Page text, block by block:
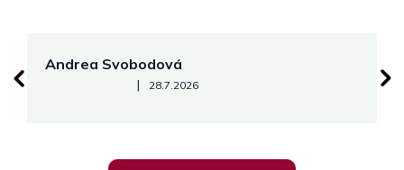
Andrea Svobodová
Hodnocení obchodu je 5 z 5 hvězdiček.
| 28.7.2026